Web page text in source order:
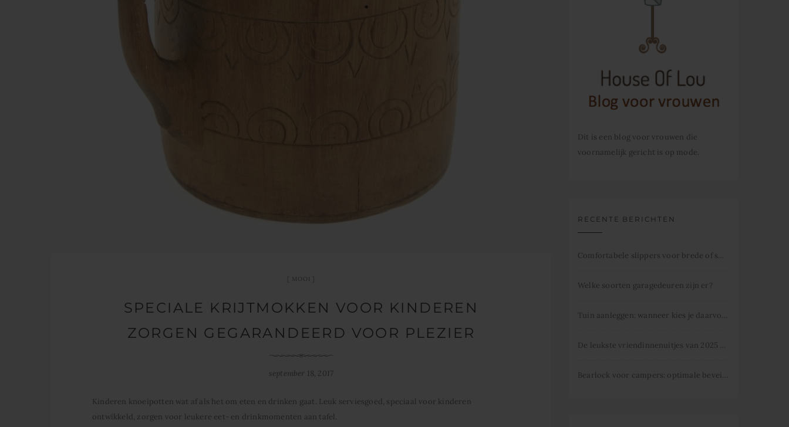
MOOI
SPECIALE KRIJTMOKKEN VOOR KINDEREN
ZORGEN GEGARANDEERD VOOR PLEZIER
september 18, 2017
Kinderen knoeipotten wat af als het om eten en drinken gaat. Leuk serviesgoed, speciaal voor kinderen
ontwikkeld, zorgen voor leukere eet- en drinkmomenten aan tafel.
Dit is een blog voor vrouwen die
voornamelijk gericht is op mode.
RECENTE BERICHTEN
Comfortabele slippers voor brede of smalle voeten
Welke soorten garagedeuren zijn er?
Tuin aanleggen: wanneer kies je daarvoor
De leukste vriendinnenuitjes van 2025 dit mag je niet missen.
Bearlock voor campers: optimale beveiliging